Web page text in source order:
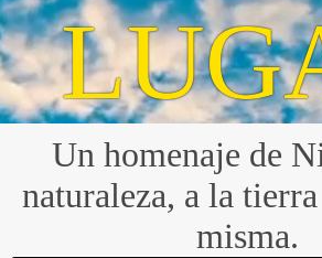
Un homenaje de
naturaleza, a la
misma.